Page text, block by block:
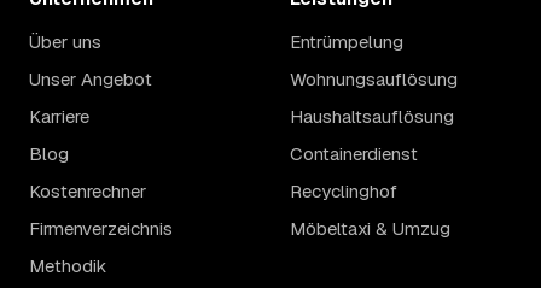
Über uns
Unser Angebot
Karriere
Blog
Kostenrechner
Firmenverzeichnis
Methodik
Entrümpelung
Wohnungsauflösung
Haushaltsauflösung
Containerdienst
Recyclinghof
Möbeltaxi & Umzug